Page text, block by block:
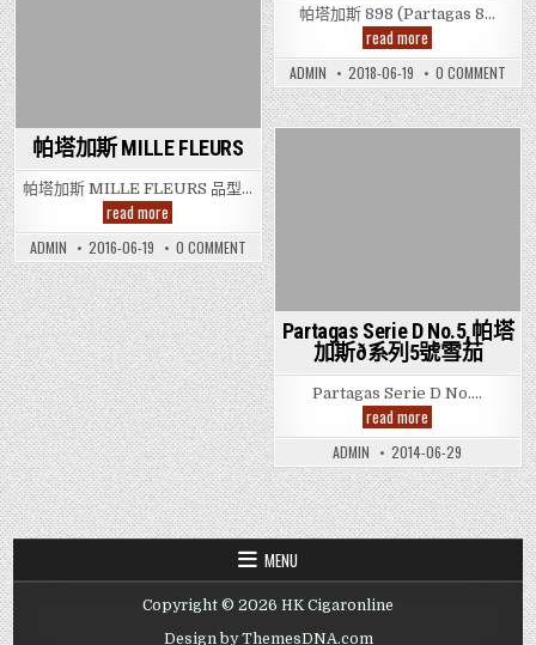
帕塔加斯 898 (Partagas 8…
read more
塔
加
斯
898
(Partagas
898)
ADMIN 2018-06-19 0 COMMENTON
帕
塔
加
斯
898
898)
帕塔加斯 MILLE FLEURS
帕塔加斯 MILLE FLEURS 品型…
read more
塔
加
斯
MILLE
FLEURS
ADMIN 2016-06-19 0 COMMENTON
帕
塔
加
斯
MILLE
FLEURSPartagas Serie D No.5,帕塔
加斯ð系列5號雪茄
Partagas Serie D No….
read more
Serie
D
No.5,
帕
塔
加
斯
ð
5
ADMIN 2014-06-29
MENU
Copyright © 2026 HK Cigaronline
Design by ThemesDNA.com